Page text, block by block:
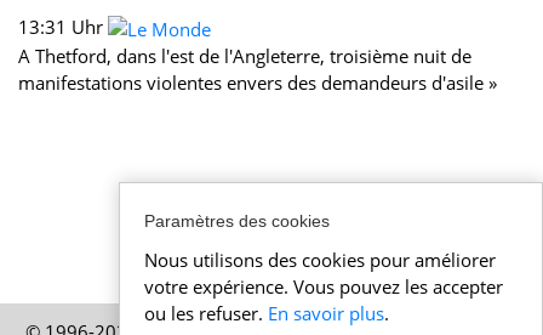
13:31 Uhr
A Thetford, dans l'est de l'Angleterre, troisième nuit de
manifestations violentes envers des demandeurs d'asile »
Paramètres des cookies
Nous utilisons des cookies pour améliorer
votre expérience. Vous pouvez les accepter
ou les refuser. En savoir plus.